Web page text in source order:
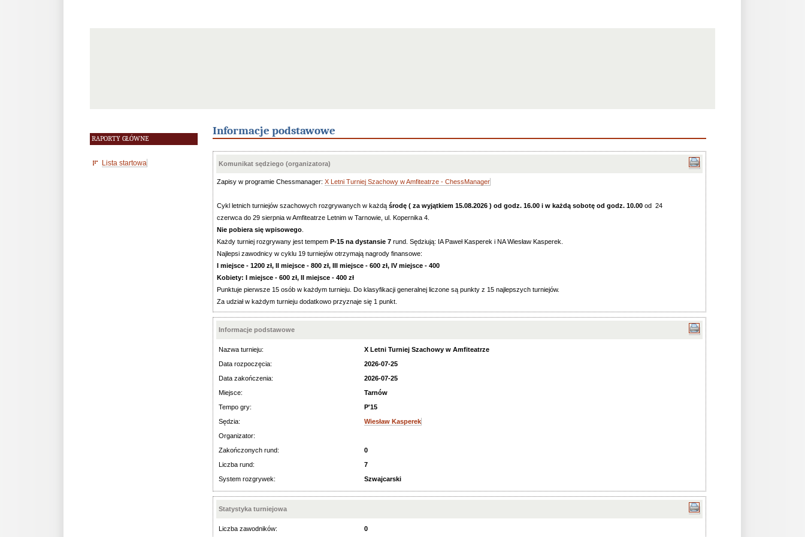
RAPORTY GŁÓWNE
Lista startowa
Informacje podstawowe
Komunikat sędziego (organizatora)
Zapisy w programie Chessmanager: X Letni Turniej Szachowy w Amfiteatrze - ChessManager
Cykl letnich turniejów szachowych rozgrywanych w każdą środę ( za wyjątkiem 15.08.2026 ) od godz. 16.00 i w każdą sobotę od godz. 10.00 od 24
czerwca do 29 sierpnia w Amfiteatrze Letnim w Tarnowie, ul. Kopernika 4.
Nie pobiera się wpisowego
Każdy turniej rozgrywany jest tempem P-15 na dystansie 7 rund. Sędziują: IA Paweł Kasperek i NA Wiesław Kasperek.
Najlepsi zawodnicy w cyklu 19 turniejów otrzymają nagrody finansowe:
I miejsce - 1200 zł, II miejsce - 800 zł, III miejsce - 600 zł, IV miejsce - 400
Kobiety: I miejsce - 600 zł, II miejsce - 400 zł
Punktuje pierwsze 15 osób w każdym turnieju. Do klasyfikacji generalnej liczone są punkty z 15 najlepszych turniejów.
Za udział w każdym turnieju dodatkowo przyznaje się 1 punkt.
Informacje podstawowe
Nazwa turnieju:
X Letni Turniej Szachowy w Amfiteatrze
Data rozpoczęcia:
2026-07-25
Data zakończenia:
2026-07-25
Miejsce:
Tarnów
Tempo gry:
P'15
Sędzia:
Wiesław Kasperek
Organizator:
Zakończonych rund:
0
Liczba rund:
7
System rozgrywek:
Szwajcarski
Statystyka turniejowa
Liczba zawodników: 0